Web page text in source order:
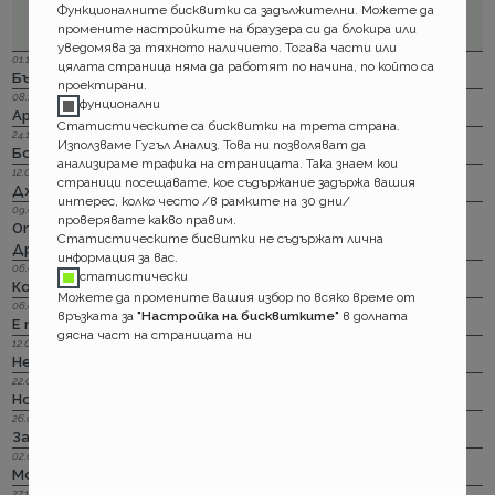
01.12.2023 г.
Бързи, по - бързи, Дженарали. За каско
08.11.2023 г.
Армеец онлайн за щети по каско? Работи!
24.10.2023 г.
Бонус–малус : Прераждането!
12.09.2023 г.
Дженерали за пътуване в чужбина? Идеално!
09.09.2023 г.
Отпадали стикерите по гражданска отговорност?!
Дръндели! Само няма да ги лепим!
06.07.2023 г.
Корис за асистанс при пътуване в чужбина? Тц!
06.04.2023 г.
Е тъй кат стане…
12.03.2023 г.
Не си им важен!
22.02.2023 г.
Но пък лошото чувство остана... за едни 100 евро
26.01.2023 г.
За честта на една онлайн претенция
02.01.2023 г.
Може ли и без стикер за ГО на предното стъкло?
Функционалните бисквитки са задължителни. Можете да
промените настройките на браузера си да блокира или
уведомява за тяхното наличието. Тогава части или
цялата страница няма да работят по начина, по който са
проектирани.
фунционални
Статистическите са бисквитки на трета страна.
Използваме Гугъл Анализ. Това ни позволяват да
анализираме трафика на страницата. Така знаем кои
страници посещавате, кое съдържание задържа вашия
интерес, колко често /в рамките на 30 дни/
проверявате какво правим.
Статистическите бисвитки не съдържат лична
информация за вас.
статистически
Можете да промените вашия избор по всяко време от
връзката за "Настройка на бисквитките" в долната
дясна част на страницата ни